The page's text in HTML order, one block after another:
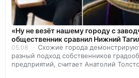
«Ну не везёт нашему городу с
общественник сравнил Нижний
05.08
Схожие города
разный подход собственников
предприятий, считает Анатолий